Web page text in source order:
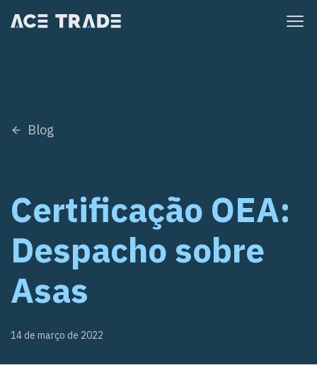
para
Blog
Certificação OEA:
Despacho sobre
Asas
14 de março de 2022